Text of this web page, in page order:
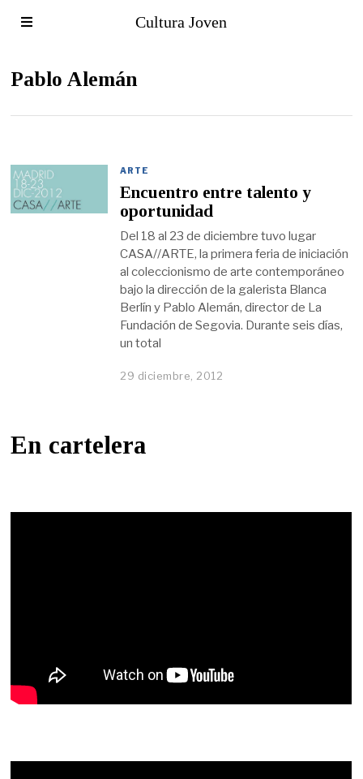
Cultura Joven
Pablo Alemán
ARTE
Encuentro entre talento y
oportunidad
Del 18 al 23 de diciembre tuvo lugar
CASA//ARTE, la primera feria de iniciación
al coleccionismo de arte contemporáneo
bajo la dirección de la galerista Blanca
Berlín y Pablo Alemán, director de La
Fundación de Segovia. Durante seis días,
un total
29 diciembre, 2012
En cartelera